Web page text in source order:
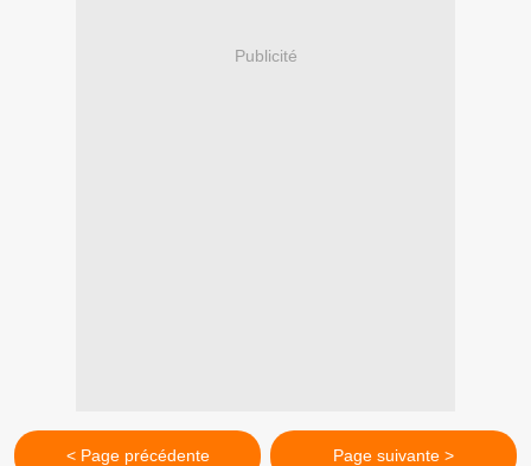
Publicité
< Page précédente Page suivante >